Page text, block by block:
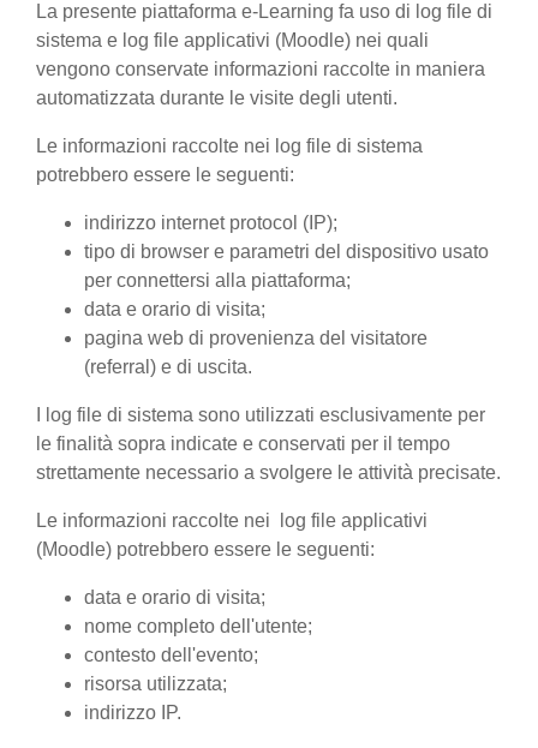
La presente piattaforma e-Learning fa uso di log file di
sistema e log file applicativi (Moodle) nei quali
vengono conservate informazioni raccolte in maniera
automatizzata durante le visite degli utenti.
Le informazioni raccolte nei log file di sistema
potrebbero essere le seguenti:
indirizzo internet protocol (IP);
tipo di browser e parametri del dispositivo usato
per connettersi alla piattaforma;
data e orario di visita;
pagina web di provenienza del visitatore
(referral) e di uscita.
I log file di sistema sono utilizzati esclusivamente per
le finalità sopra indicate e conservati per il tempo
strettamente necessario a svolgere le attività precisate.
Le informazioni raccolte nei log file applicativi
(Moodle) potrebbero essere le seguenti:
data e orario di visita;
nome completo dell'utente;
contesto dell'evento;
risorsa utilizzata;
indirizzo IP.